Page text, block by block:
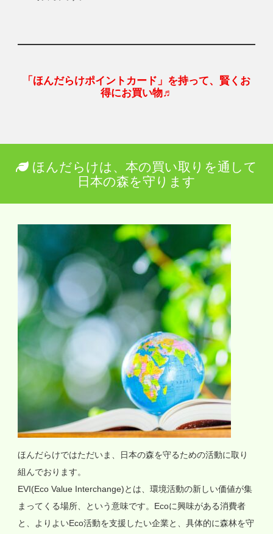
「ほんだらけポイントカード」を持って、賢くお
得にお買い物♬
ほんだらけは、本の買い取りを通して
日本の森を守ります
ほんだらけではただいま、日本の森を守るための活動に取り
組んでおります。
EVI(Eco Value Interchange)とは、環境活動の新しい価値が集
まってくる場所、という意味です。Ecoに興味がある消費者
と、よりよいEco活動を支援したい企業と、具体的に森林を守